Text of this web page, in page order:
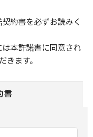
約書を必ずお読みく
本許諾書に同意され
きます。
書